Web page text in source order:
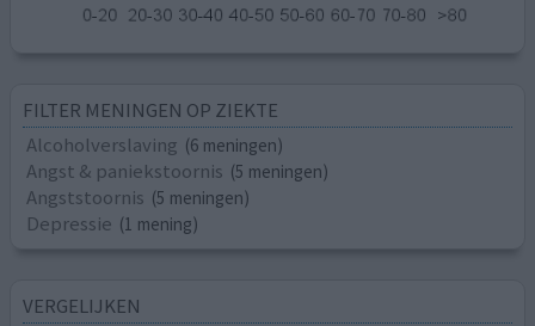
FILTER MENINGEN OP ZIEKTE
Alcoholverslaving (6 meningen)
Angst & paniekstoornis (5 meningen)
Angststoornis (5 meningen)
Depressie (1 mening)
VERGELIJKEN